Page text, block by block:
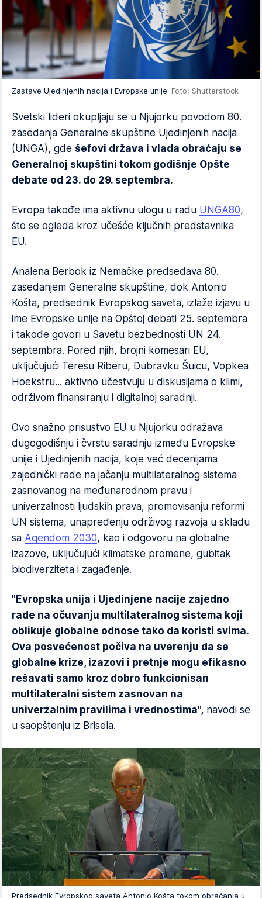
Zastave Ujedinjenih nacija i Evropske unije Foto: Shutterstock
Svetski lideri okupljaju se u Njujorku povodom 80.
zasedanja Generalne skupštine Ujedinjenih nacija
(UNGA), gde šefovi država i vlada obraćaju se
Generalnoj skupštini tokom godišnje Opšte
debate od 23. do 29. septembra.
Evropa takođe ima aktivnu ulogu u radu UNGA80,
što se ogleda kroz učešće ključnih predstavnika
EU.
Analena Berbok iz Nemačke predsedava 80.
zasedanjem Generalne skupštine, dok Antonio
Košta, predsednik Evropskog saveta, izlaže izjavu u
ime Evropske unije na Opštoj debati 25. septembra
i takođe govori u Savetu bezbednosti UN 24.
septembra. Pored njih, brojni komesari EU,
uključujući Teresu Riberu, Dubravku Šuicu, Vopkea
Hoekstru... aktivno učestvuju u diskusijama o klimi,
održivom finansiranju i digitalnoj saradnji.
Ovo snažno prisustvo EU u Njujorku odražava
dugogodišnju i čvrstu saradnju između Evropske
unije i Ujedinjenih nacija, koje već decenijama
zajednički rade na jačanju multilateralnog sistema
zasnovanog na međunarodnom pravu i
univerzalnosti ljudskih prava, promovisanju reformi
UN sistema, unapređenju održivog razvoja u skladu
sa Agendom 2030, kao i odgovoru na globalne
izazove, uključujući klimatske promene, gubitak
biodiverziteta i zagađenje.
"Evropska unija i Ujedinjene nacije zajedno
rade na očuvanju multilateralnog sistema koji
oblikuje globalne odnose tako da koristi svima.
Ova posvećenost počiva na uverenju da se
globalne krize, izazovi i pretnje mogu efikasno
rešavati samo kroz dobro funkcionisan
multilateralni sistem zasnovan na
univerzalnim pravilima i vrednostima", navodi se
u saopštenju iz Brisela.
Predsednik Evropskog saveta Antonio Košta tokom obraćanja u